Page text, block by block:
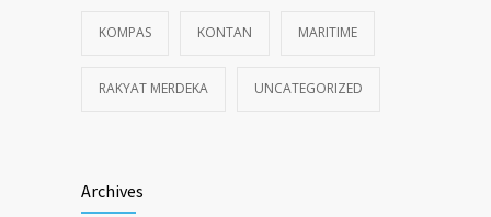
KOMPAS KONTAN MARITIME
RAKYAT MERDEKA UNCATEGORIZED
Archives